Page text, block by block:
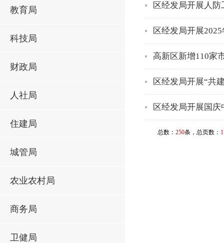
教育局
科技局
财政局
人社局
住建局
城管局
农业农村局
商务局
卫健局
区经发局开展人
区经发局开展
高新区新增110家
区经发局开展“共
区经发局开展国
总数： 250条，总页数：